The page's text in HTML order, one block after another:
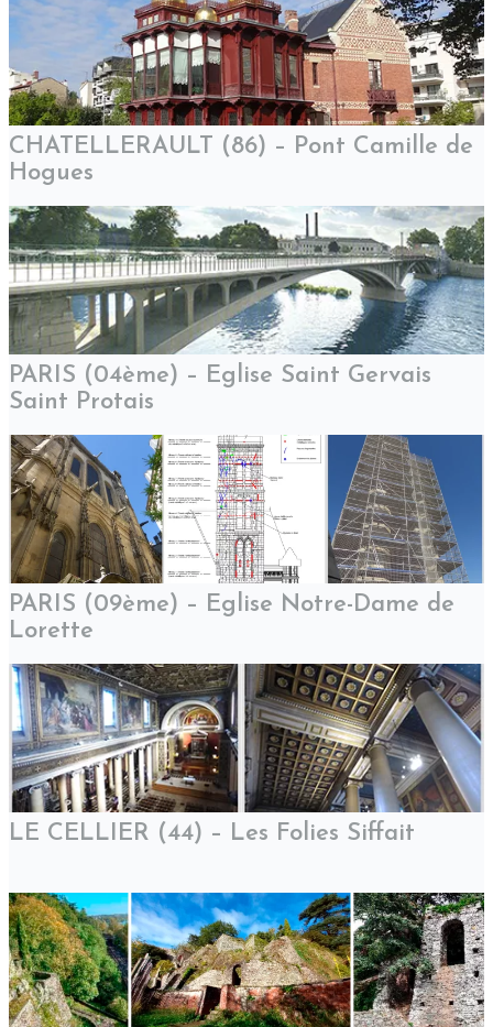
CHATELLERAULT (86) – Pont Camille de
Hogues
PARIS (04ème) – Eglise Saint Gervais
Saint Protais
PARIS (09ème) – Eglise Notre-Dame de
Lorette
LE CELLIER (44) – Les Folies Siffait